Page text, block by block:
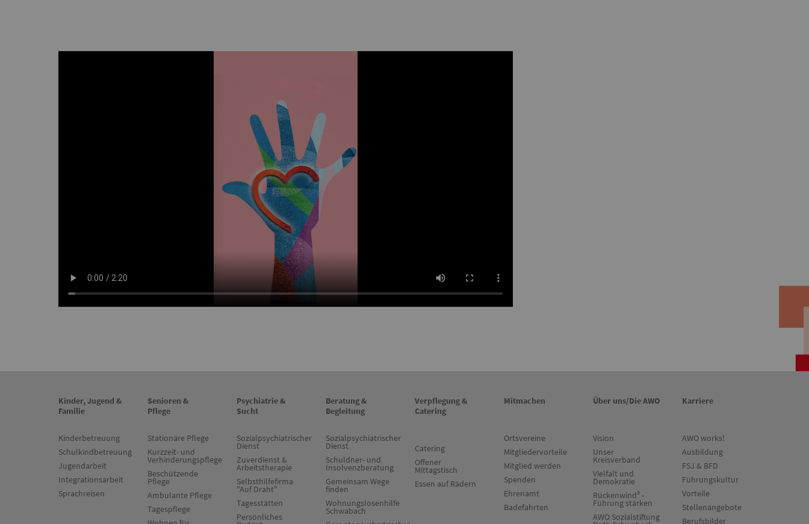
Kinder, Jugend &
Familie
Kinderbetreuung
Schulkindbetreuung
Jugendarbeit
Integrationsarbeit
Sprachreisen
Senioren &
Pflege
Stationäre Pflege
Kurzzeit- und
Verhinderungspflege
Beschützende
Pflege
Ambulante Pflege
Tagespflege
Psychiatrie &
Sucht
Sozialpsychiatrischer
Dienst
Zuverdienst &
Arbeitstherapie
Selbsthilfefirma
"Auf Draht"
Tagesstätten
Persönliches
Beratung &
Begleitung
Sozialpsychiatrischer
Dienst
Schuldner- und
Insolvenzberatung
Gemeinsam Wege
finden
Wohnungslosenhilfe
Schwabach
Verpflegung &
Catering
Catering
Offener
Mittagstisch
Essen auf Rädern
Mitmachen
Ortsvereine
Mitgliedervorteile
Mitglied werden
Spenden
Ehrenamt
Badefahrten
Über uns/Die AWO
Vision
Unser
Kreisverband
Vielfalt und
Demokratie
Rückenwind³ -
Führung stärken
AWO Sozialstiftung
Karriere
AWO works!
Ausbildung
FSJ & BFD
Führungskultur
Vorteile
Stellenangebote
Berufsbilder